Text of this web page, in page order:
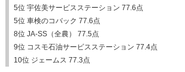
5位 宇佐美サービスステーション 77.6点
5位 車検のコバック 77.6点
8位 JA-SS（全農） 77.5点
9位 コスモ石油サービスステーション 77.4点
10位 ジェームス 77.3点